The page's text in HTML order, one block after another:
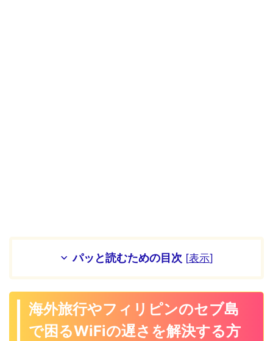
パッと読むための目次 [表示]
海外旅行やフィリピンのセブ島
で困るWiFiの遅さを解決する方